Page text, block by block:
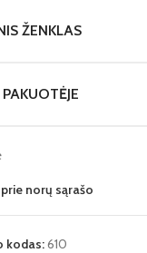
ŽENKLAS
PAKUOTĖJE
norų sąrašo
kodas:610